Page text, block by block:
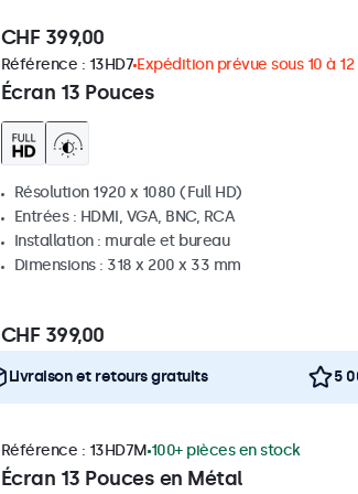
CHF 399,00
Écran 13 Pouces
Référence : 13HD7 Expédition prévue sous 10 à 12
Résolution 1920 x 1080 (Full HD)
Entrées : HDMI, VGA, BNC, RCA
Installation : murale et bureau
Dimensions : 318 x 200 x 33 mm
CHF 399,00
Livraison et retours gratuits 5
Écran 13 Pouces en Métal
Référence : 13HD7M 100+ pièces en stock